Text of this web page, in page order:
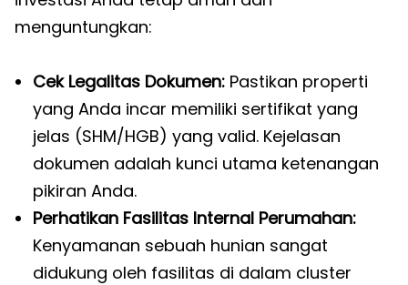
menguntungkan:
Cek Legalitas Dokumen: Pastikan properti
yang Anda incar memiliki sertifikat yang
jelas (SHM/HGB) yang valid. Kejelasan
dokumen adalah kunci utama ketenangan
pikiran Anda.
Perhatikan Fasilitas Internal Perumahan:
Kenyamanan sebuah hunian sangat
didukung oleh fasilitas di dalam cluster